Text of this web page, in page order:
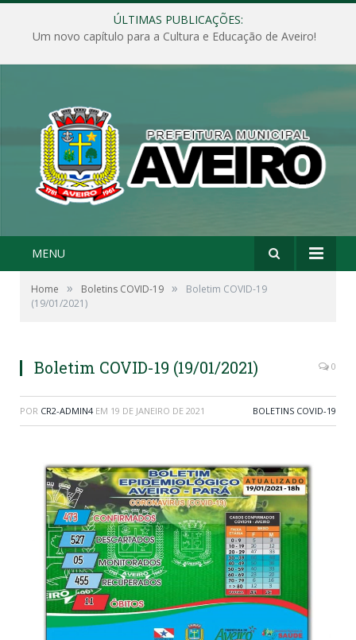
ÚLTIMAS PUBLICAÇÕES:
Um novo capítulo para a Cultura e Educação de Aveiro!
MENU
Home » Boletins COVID-19 »
Boletim COVID-19
(19/01/2021)
Boletim COVID-19 (19/01/2021) 0
POR CR2-ADMIN4 EM 19 DE JANEIRO DE 2021 BOLETINS COVID-19